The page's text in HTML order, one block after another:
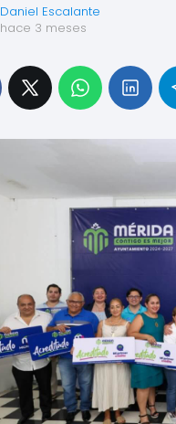
Daniel Escalante
hace 3 meses